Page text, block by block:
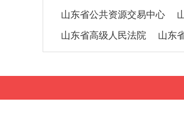
山东省公共资源交易中心
山东省高级人民法院 山东